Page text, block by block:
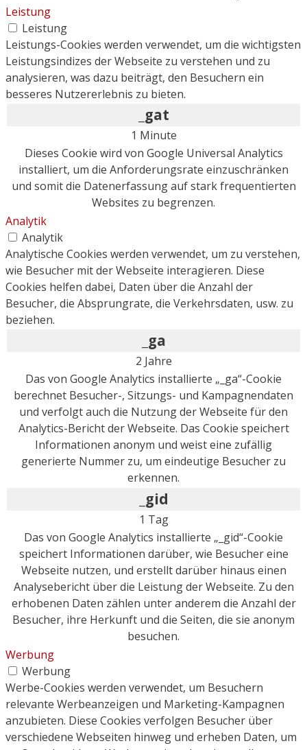
Leistung
Leistung
Leistungs-Cookies werden verwendet, um die wichtigsten
Leistungsindizes der Webseite zu verstehen und zu
analysieren, was dazu beiträgt, den Besuchern ein
besseres Nutzererlebnis zu bieten.
_gat
1 Minute
Dieses Cookie wird von Google Universal Analytics
installiert, um die Anforderungsrate einzuschränken
und somit die Datenerfassung auf stark frequentierten
Websites zu begrenzen.
Analytik
Analytik
Analytische Cookies werden verwendet, um zu verstehen,
wie Besucher mit der Webseite interagieren. Diese
Cookies helfen dabei, Daten über die Anzahl der
Besucher, die Absprungrate, die Verkehrsdaten, usw. zu
beziehen.
_ga
2 Jahre
Das von Google Analytics installierte „_ga“-Cookie
berechnet Besucher-, Sitzungs- und Kampagnendaten
und verfolgt auch die Nutzung der Webseite für den
Analytics-Bericht der Webseite. Das Cookie speichert
Informationen anonym und weist eine zufällig
generierte Nummer zu, um eindeutige Besucher zu
erkennen.
_gid
1 Tag
Das von Google Analytics installierte „_gid“-Cookie
speichert Informationen darüber, wie Besucher eine
Webseite nutzen, und erstellt darüber hinaus einen
Analysebericht über die Leistung der Webseite. Zu den
erhobenen Daten zählen unter anderem die Anzahl der
Besucher, ihre Herkunft und die Seiten, die sie anonym
besuchen.
Werbung
Werbung
Werbe-Cookies werden verwendet, um Besuchern
relevante Werbeanzeigen und Marketing-Kampagnen
anzubieten. Diese Cookies verfolgen Besucher über
verschiedene Webseiten hinweg und erheben Daten, um